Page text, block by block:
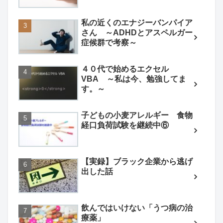
私の近くのエナジーバンパイア
さん ～ADHDとアスペルガー
症候群で考察～
４０代で始めるエクセル
VBA ～私は今、勉強してま
す。～
子どもの小麦アレルギー 食物
経口負荷試験を継続中⑥
【実録】ブラック企業から逃げ
出した話
飲んではいけない「うつ病の治
療薬」